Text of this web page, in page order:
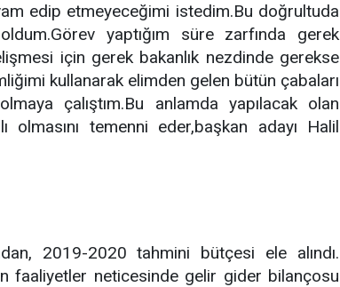
edip etmeyeceğimi istedim.Bu doğrultuda
yaptığım süre zarfında gerek
için gerek bakanlık nezdinde gerekse
kullanarak elimden gelen bütün çabaları
çalıştım.Bu anlamda yapılacak olan
olmasını temenni eder,başkan adayı Halil
2019-2020 tahmini bütçesi ele alındı.
faaliyetler neticesinde gelir gider bilançosu